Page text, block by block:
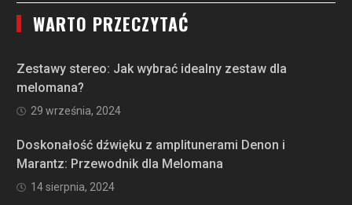
WARTO PRZECZYTAĆ
Zestawy stereo: Jak wybrać idealny zestaw dla
melomana?
29 września, 2024
Doskonałość dźwięku z amplitunerami Denon i
Marantz: Przewodnik dla Melomana
14 sierpnia, 2024